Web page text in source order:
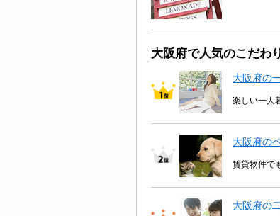
大阪府で人気のこだわ
大阪府の
楽しい一人
大阪府の
賃貸物件で
大阪府の